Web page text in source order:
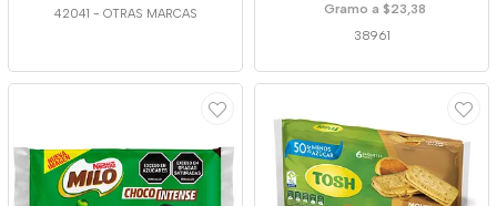
42041 - OTRAS MARCAS
Gramo a $23,38
38961